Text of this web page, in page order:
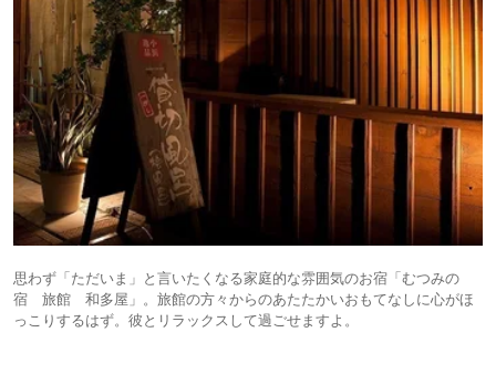
思わず「ただいま」と言いたくなる家庭的な雰囲気のお宿「むつみの
宿 旅館 和多屋」。旅館の方々からのあたたかいおもてなしに心がほ
っこりするはず。彼とリラックスして過ごせますよ。